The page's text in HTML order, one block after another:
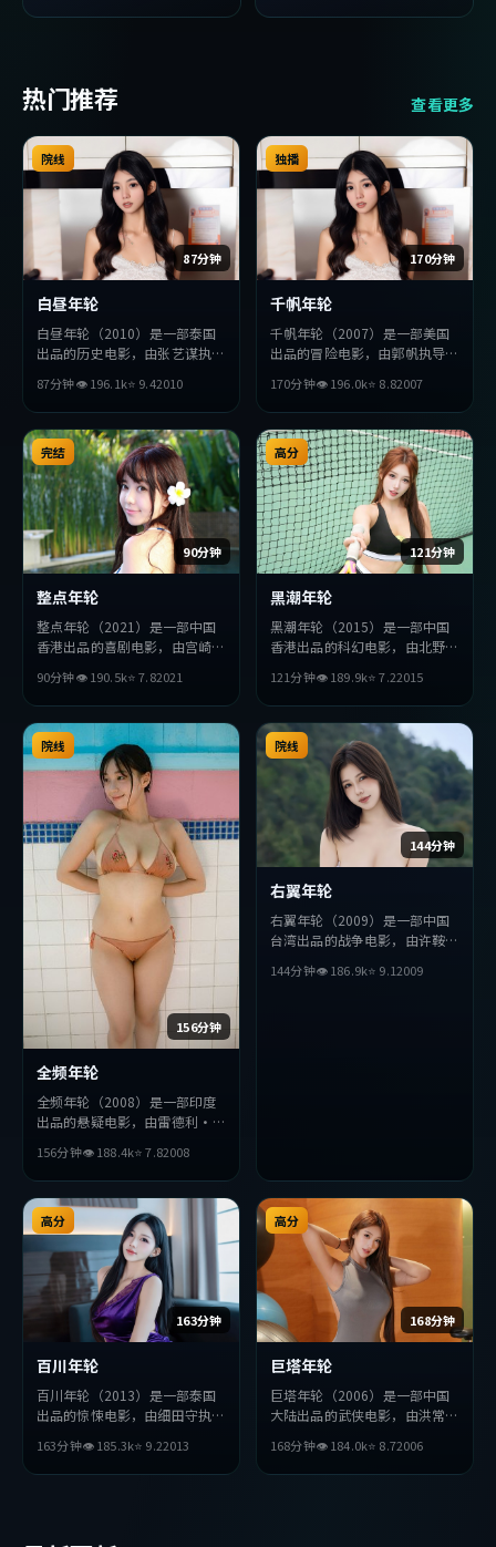
热门推荐 查看更多
87分钟
院线
白昼年轮
白昼年轮（2010）是一部泰国
出品的历史电影，由张艺谋执
主演。影片在叙事与视听上力求
突破，探讨人性与抉择，节奏张
弛有度，适合喜欢该类型的观众
完整观看。
87分钟👁196.1k⭐ 9.42010
170分钟
独播
千帆年轮
千帆年轮（2007）是一部美国
出品的冒险电影，由郭帆执导，
哈迪等主演。影片在叙事与视听
上力求突破，探讨人性与抉择，
节奏张弛有度，适合喜欢该类型
的观众完整观看。
170分钟👁196.0k⭐ 8.82007
90分钟
完结
整点年轮
整点年轮（2021）是一部中国
香港出品的喜剧电影，由宫崎骏
演。影片在叙事与视听上力求突
破，探讨人性与抉择，节奏张弛
有度，适合喜欢该类型的观众完
整观看。
90分钟👁190.5k⭐7.82021
121分钟
高分
黑潮年轮
黑潮年轮（2015）是一部中国
香港出品的科幻电影，由北野武
主演。影片在叙事与视听上力求
突破，探讨人性与抉择，节奏张
弛有度，适合喜欢该类型的观众
完整观看。
121分钟👁189.9k⭐7.22015
156分钟
院线
全频年轮
全频年轮（2008）是一部印度
出品的悬疑电影，由雷德利·
杨紫等主演。影片在叙事与视听
上力求突破，探讨人性与抉择，
节奏张弛有度，适合喜欢该类型
的观众完整观看。
156分钟👁188.4k⭐7.82008
144分钟
院线
右翼年轮
右翼年轮（2009）是一部中国
台湾出品的战争电影，由许鞍华
演。影片在叙事与视听上力求突
144分钟👁186.9k⭐ 9.12009
163分钟
高分
百川年轮
百川年轮（2013）是一部泰国
出品的惊悚电影，由细田守执
演。影片在叙事与视听上力求突
破，探讨人性与抉择，节奏张弛
163分钟👁185.3k⭐ 9.22013
168分钟
高分
巨塔年轮
巨塔年轮（2006）是一部中国
大陆出品的武侠电影，由洪常秀
·墨菲等主演。影片在叙事与
视听上力求突破，探讨人性与抉
168分钟👁184.0k⭐ 8.72006